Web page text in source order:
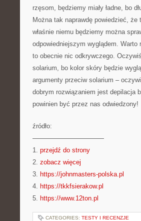
rzęsom, będziemy miały ładne, bo
Można tak naprawdę powiedzieć,
właśnie niemu będziemy można
odpowiedniejszym wyglądem.
to obecnie nic odkrywczego.
solarium, bo kolor skóry będzie
argumenty przeciw solarium –
dobrym rozwiązaniem jest depilacja
powinien być przez nas odwiedzony!
źródło:
———————————
1. przejdź do strony
2. zobacz więcej
3. https://johnmasters-polska.pl
4. https://tkkfsierakow.pl
5. https://www.12ton.pl
CATEGORIES: TESTY I RECENZJE